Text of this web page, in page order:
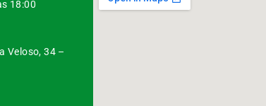
18:00
Veloso, 34 –